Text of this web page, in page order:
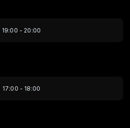
19:00 - 20:00
17:00 - 18:00